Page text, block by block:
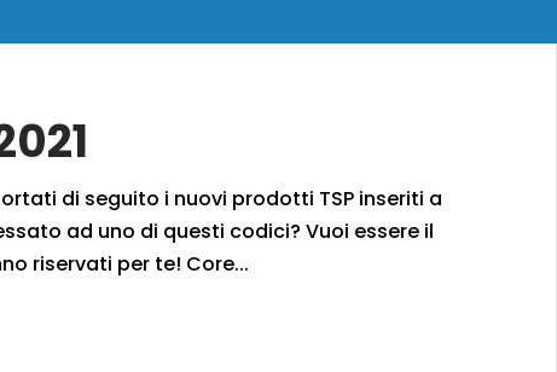
di seguito i nuovi prodotti TSP inseriti a
ad uno di questi codici? Vuoi essere il
riservati per te! Core...